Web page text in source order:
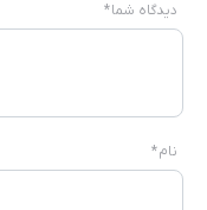
دیدگاه شما*
نام*